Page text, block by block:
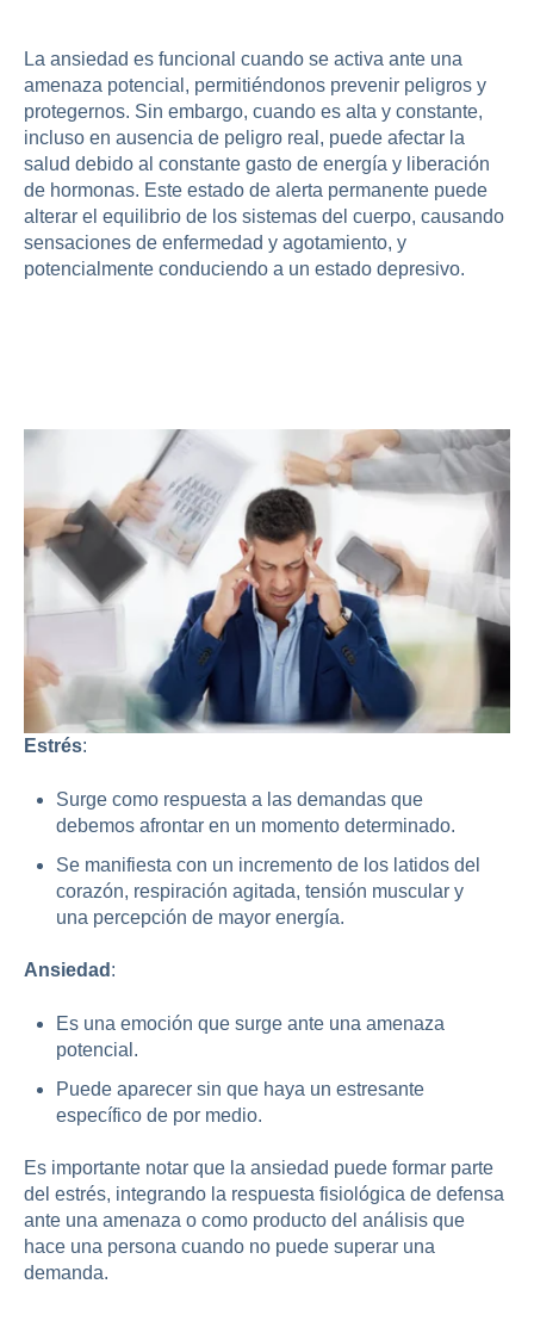
La ansiedad es funcional cuando se activa ante una
amenaza potencial, permitiéndonos prevenir peligros y
protegernos. Sin embargo, cuando es alta y constante,
incluso en ausencia de peligro real, puede afectar la
salud debido al constante gasto de energía y liberación
de hormonas. Este estado de alerta permanente puede
alterar el equilibrio de los sistemas del cuerpo, causando
sensaciones de enfermedad y agotamiento, y
potencialmente conduciendo a un estado depresivo.
Estrés:
Surge como respuesta a las demandas que
debemos afrontar en un momento determinado.
Se manifiesta con un incremento de los latidos del
corazón, respiración agitada, tensión muscular y
una percepción de mayor energía.
Ansiedad :
Es una emoción que surge ante una amenaza
potencial.
Puede aparecer sin que haya un estresante
específico de por medio.
Es importante notar que la ansiedad puede formar parte
del estrés, integrando la respuesta fisiológica de defensa
ante una amenaza o como producto del análisis que
hace una persona cuando no puede superar una
demanda.